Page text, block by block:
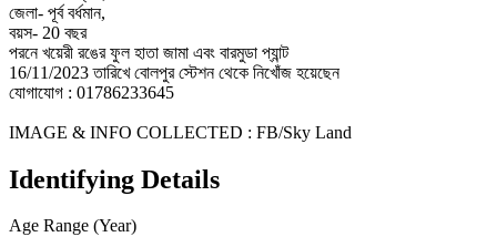
জেলা- পূর্ব বর্ধমান,
বয়স- 20 বছর
পরনে খয়েরী রঙের ফুল হাতা জামা এবং বারমুডা প্যান্ট
16/11/2023 তারিখে বোলপুর স্টেশন থেকে নিখোঁজ হয়েছেন
যোগাযোগ : 01786233645
IMAGE & INFO COLLECTED : FB/Sky Land
Identifying Details
Age Range (Year)